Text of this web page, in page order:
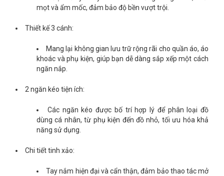
mọt và ẩm mốc, đảm bảo độ bền vượt trội.
Thiết kế 3 cánh:
Mang lại không gian lưu trữ rộng rãi cho quần áo, áo
khoác và phụ kiện, giúp bạn dễ dàng sắp xếp một cách
ngăn nắp.
2 ngăn kéo tiện ích:
Các ngăn kéo được bố trí hợp lý để phân loại đồ
dùng cá nhân, từ phụ kiện đến đồ nhỏ, tối ưu hóa khả
năng sử dụng.
Chi tiết tinh xảo:
Tay nắm hiện đại và cẩn thận, đảm bảo thao tác mở